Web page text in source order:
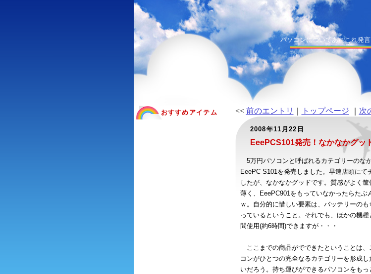
パソコンについてあれこれ発
おすすめアイテム << 前のエントリ トップページ 次
2008年11月22日
EeePCS101発売！なかなかグッ
5万円パソコンと呼ばれるカテゴリーのな
EeePC S101を発売しました。早速店頭にて
したが、なかなかグッドです。質感がよく
薄く、EeePC901をもっていなかったらたぶ
ｗ。自分的に惜しい要素は、バッテリーの
っているということ。それでも、ほかの機
間使用(約6時間)できますが・・・
ここまでの商品がでできたということは、
コンがひとつの完全なるカテゴリーを形成し
いだろう。持ち運びができるパソコンをも